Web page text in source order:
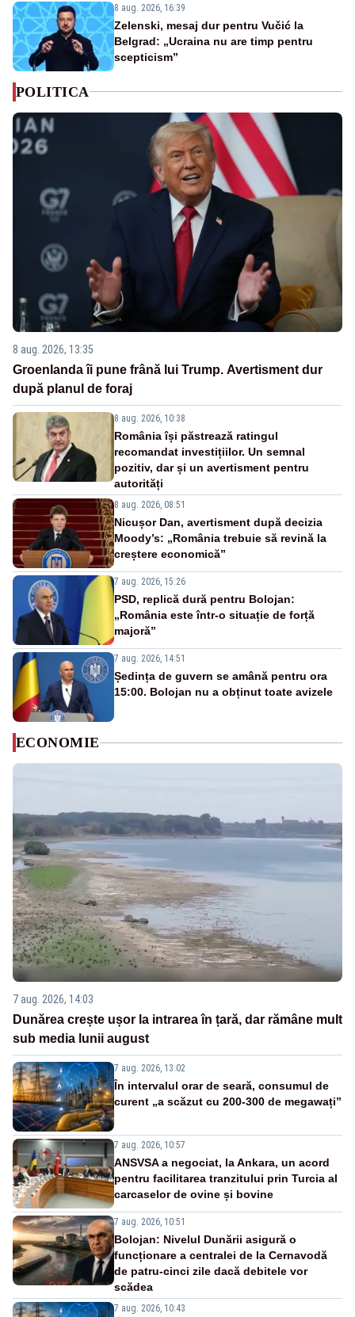
8 aug. 2026, 16:39
Zelenski, mesaj dur pentru Vučić la
Belgrad: „Ucraina nu are timp pentru
scepticism”
POLITICA
8 aug. 2026, 13:35
Groenlanda îi pune frână lui Trump. Avertisment dur
după planul de foraj
8 aug. 2026, 10:38
România își păstrează ratingul
recomandat investițiilor. Un semnal
pozitiv, dar și un avertisment pentru
autorități
8 aug. 2026, 08:51
Nicușor Dan, avertisment după decizia
Moody’s: „România trebuie să revină la
creștere economică”
7 aug. 2026, 15:26
PSD, replică dură pentru Bolojan:
„România este într-o situație de forță
majoră”
7 aug. 2026, 14:51
Ședința de guvern se amână pentru ora
15:00. Bolojan nu a obținut toate avizele
ECONOMIE
7 aug. 2026, 14:03
Dunărea crește ușor la intrarea în țară, dar rămâne mult
sub media lunii august
7 aug. 2026, 13:02
În intervalul orar de seară, consumul de
curent „a scăzut cu 200-300 de megawați”
7 aug. 2026, 10:57
ANSVSA a negociat, la Ankara, un acord
pentru facilitarea tranzitului prin Turcia al
carcaselor de ovine și bovine
7 aug. 2026, 10:51
Bolojan: Nivelul Dunării asigură o
funcționare a centralei de la Cernavodă
de patru-cinci zile dacă debitele vor
scădea
7 aug. 2026, 10:43